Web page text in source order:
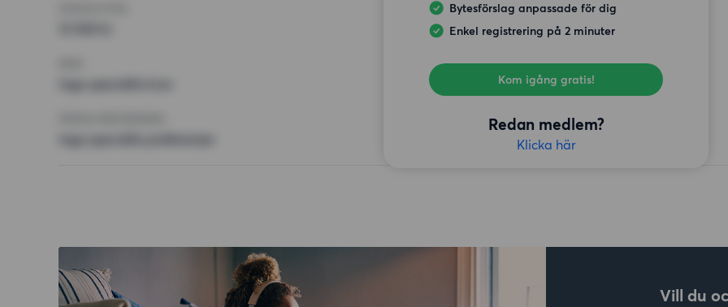
Bytesförslag anpassade för dig
Enkel registrering på 2 minuter
Kom igång gratis!
Redan medlem?
Klicka här
Vill du